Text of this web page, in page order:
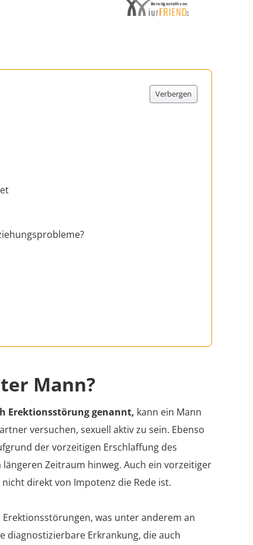
Bereitgestellt von
Verbergen
Mann?
Erektionsstörung genannt, kann ein Mann
versuchen, sexuell aktiv zu sein. Ebenso
der vorzeitigen Erschlaffung des
Zeitraum hinweg. Auch ein vorzeitiger
direkt von Impotenz die Rede ist.
was unter anderem an
diagnostizierbare Erkrankung, die auch